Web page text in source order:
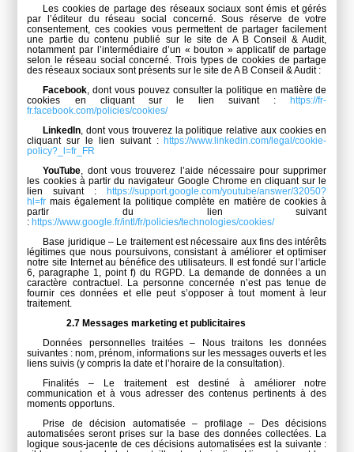
Les cookies de partage des réseaux sociaux sont émis et gérés
par l’éditeur du réseau social concerné. Sous réserve de votre
consentement, ces cookies vous permettent de partager facilement
une partie du contenu publié sur le site de A B Conseil & Audit,
notamment par l’intermédiaire d’un « bouton » applicatif de partage
selon le réseau social concerné. Trois types de cookies de partage
des réseaux sociaux sont présents sur le site de A B Conseil & Audit :
Facebook, dont vous pouvez consulter la politique en matière de
cookies en cliquant sur le lien suivant :
https://fr-
fr.facebook.com/policies/cookies/
LinkedIn, dont vous trouverez la politique relative aux cookies en
cliquant sur le lien suivant : https://www.linkedin.com/legal/cookie-
policy?_l=fr_FR
YouTube, dont vous trouverez l’aide nécessaire pour supprimer
les cookies à partir du navigateur Google Chrome en cliquant sur le
lien suivant :
https://support.google.com/youtube/answer/32050?
hl=fr mais également la politique complète en matière de cookies à
partir du lien suivant
: https://www.google.fr/intl/fr/policies/technologies/cookies/
Base juridique – Le traitement est nécessaire aux fins des intérêts
légitimes que nous poursuivons, consistant à améliorer et optimiser
notre site Internet au bénéfice des utilisateurs. Il est fondé sur l’article
6, paragraphe 1, point f) du RGPD. La demande de données a un
caractère contractuel. La personne concernée n’est pas tenue de
fournir ces données et elle peut s’opposer à tout moment à leur
traitement.
2.7 Messages marketing et publicitaires
Données personnelles traitées – Nous traitons les données
suivantes : nom, prénom, informations sur les messages ouverts et les
liens suivis (y compris la date et l’horaire de la consultation).
Finalités – Le traitement est destiné à améliorer notre
communication et à vous adresser des contenus pertinents à des
moments opportuns.
Prise de décision automatisée – profilage – Des décisions
automatisées seront prises sur la base des données collectées. La
logique sous-jacente de ces décisions automatisées est la suivante :